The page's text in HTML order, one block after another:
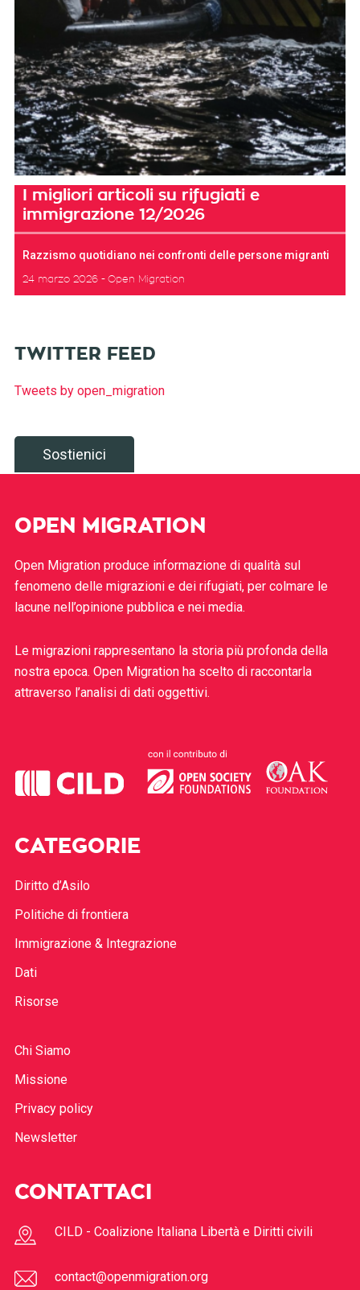
I migliori articoli su rifugiati e
immigrazione 12/2026
Razzismo quotidiano nei confronti delle persone migranti
24 marzo 2026 Open Migration
TWITTER FEED
Tweets by open_migration
Sostienici
OPEN MIGRATION
Open Migration produce informazione di qualità sul
fenomeno delle migrazioni e dei rifugiati, per colmare le
lacune nell’opinione pubblica e nei media.
Le migrazioni rappresentano la storia più profonda della
nostra epoca. Open Migration ha scelto di raccontarla
attraverso l’analisi di dati oggettivi.
CATEGORIE
Diritto d’Asilo
Politiche di frontiera
Immigrazione & Integrazione
Dati
Risorse
Chi Siamo
Missione
Privacy policy
Newsletter
CONTATTACI
CILD - Coalizione Italiana Libertà e Diritti civili
contact@openmigration.org